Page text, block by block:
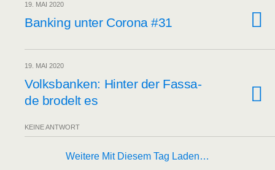
19. MAI 2020
Ban­king unter Coro­na #31
19. MAI 2020
Volks­ban­ken: Hin­ter der Fas­sa­
de bro­delt es
KEINE ANTWORT
Weitere Mit Diesem Tag Laden…